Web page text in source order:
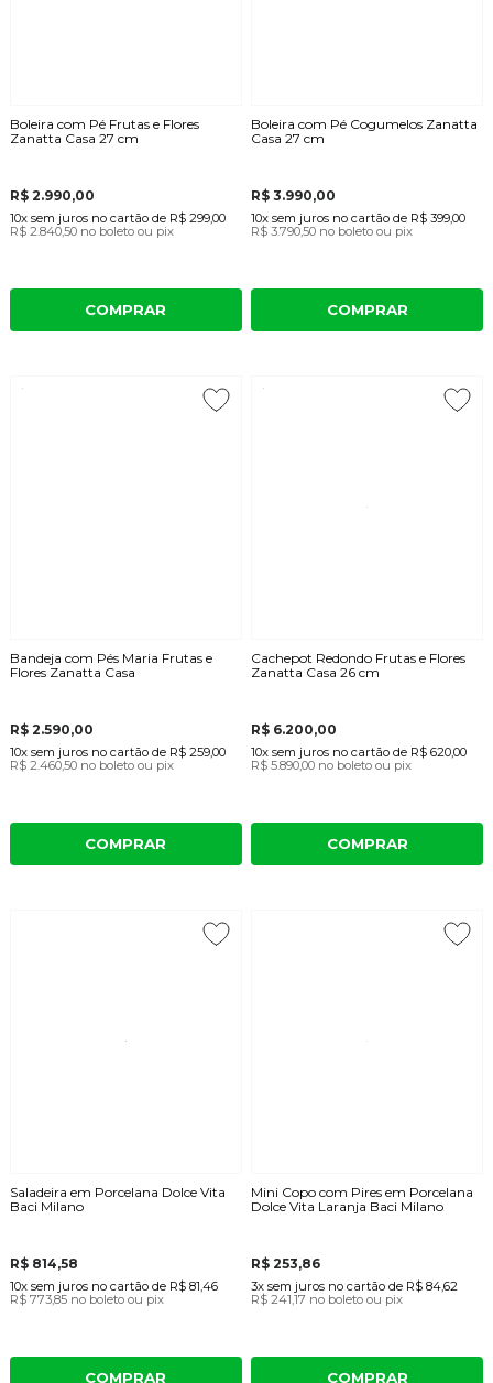
Boleira com Pé Frutas e Flores
Zanatta Casa 27 cm
R$ 2.990,00
10x sem juros no cartãode R$ 299,00
R$ 2.840,50 no boleto ou pix
COMPRAR
Boleira com Pé Cogumelos Zanatta
Casa 27 cm
R$ 3.990,00
10x sem juros no cartão de R$ 399,00
R$ 3.790,50 no boleto ou pix
COMPRAR
Bandeja com Pés Maria Frutas e
Flores Zanatta Casa
R$ 2.590,00
10x sem juros no cartãode R$ 259,00
R$ 2.460,50 no boleto ou pix
COMPRAR
Cachepot Redondo Frutas e Flores
Zanatta Casa 26 cm
R$ 6.200,00
10x sem juros no cartão de R$ 620,00
R$ 5.890,00 no boleto ou pix
COMPRAR
Saladeira em Porcelana Dolce Vita
Baci Milano
R$ 814,58
10x sem juros no cartãode R$ 81,46
R$ 773,85 no boleto ou pix
COMPRAR
Mini Copo com Pires em Porcelana
Dolce Vita Laranja Baci Milano
R$ 253,86
3x sem juros no cartão de R$ 84,62
R$ 241,17 no boleto ou pix
COMPRAR